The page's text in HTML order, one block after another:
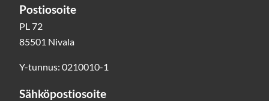
Postiosoite
PL 72
85501 Nivala
Y-tunnus: 0210010-1
Sähköpostiosoite